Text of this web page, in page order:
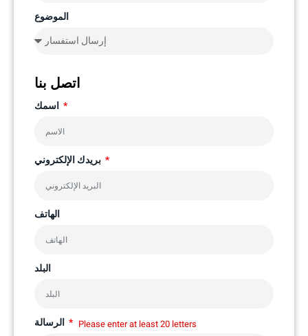
الموضوع
اتصل بنا
الهاتف
البلد
Please enter at least 20 letters